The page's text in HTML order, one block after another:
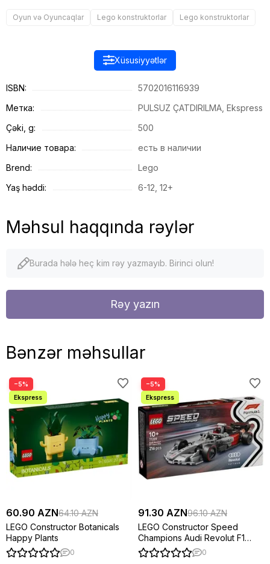
Oyun və Oyuncaqlar Lego konstruktorlar Lego konstruktorlar
Xüsusiyyətlər
ISBN:
5702016116939
Метка:
PULSUZ ÇATDIRILMA, Ekspress
Çəki, g:
500
Наличие товара:
есть в наличии
Brend:
Lego
Yaş həddi:
6-12, 12+
Məhsul haqqında rəylər
Burada hələ heç kim rəy yazmayıb. Birinci olun!
Rəy yazın
Bənzər məhsullar
−5%
60.90 AZN64.10 AZN
LEGO Constructor Botanicals
Happy Plants
0
−5%
91.30 AZN96.10 AZN
LEGO Constructor Speed
Champions Audi Revolut F1
Team R26 Race Car
0